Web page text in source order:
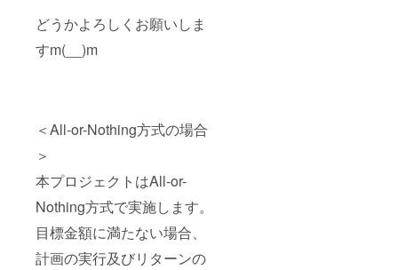
どうかよろしくお願いしま
すm(__)m
＜All-or-Nothing方式の場合
＞
本プロジェクトはAll-or-
Nothing方式で実施します。
目標金額に満たない場合、
計画の実行及びリターンの